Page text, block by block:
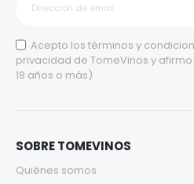
Acepto los términos y
privacidad de TomeVinos y
18 años o más)
SOBRE TOMEVINOS
Quiénes somos